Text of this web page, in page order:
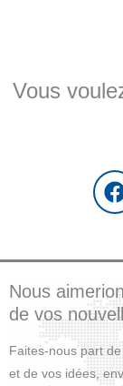
Vous
c
o
k
Nous
de vos
Faites-nous part
et de vos idées,